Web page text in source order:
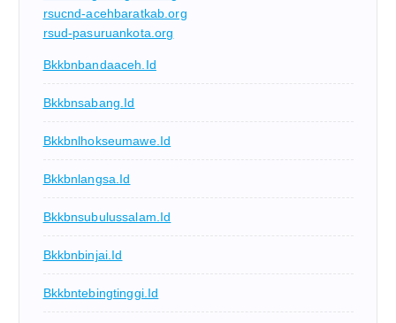
rsucnd-acehbaratkab.org
rsud-pasuruankota.org
Bkkbnbandaaceh.id
Bkkbnsabang.id
Bkkbnlhokseumawe.id
Bkkbnlangsa.id
Bkkbnsubulussalam.id
Bkkbnbinjai.id
Bkkbntebingtinggi.id